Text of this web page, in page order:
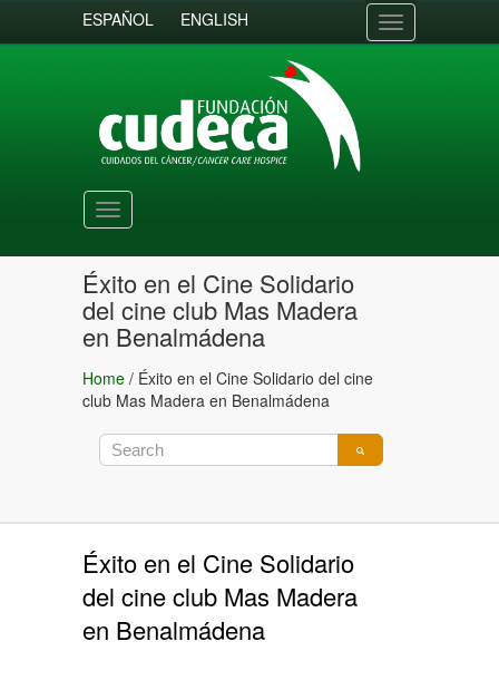
ESPAÑOL ENGLISH
Toggle
navigation
Toggle
navigation
Éxito en el Cine Solidario
del cine club Mas Madera
en Benalmádena
Home / Éxito en el Cine Solidario del cine
club Mas Madera en Benalmádena
Éxito en el Cine Solidario
del cine club Mas Madera
en Benalmádena